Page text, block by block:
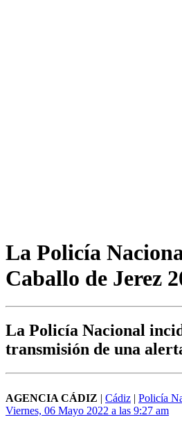
La Policía
Caballo de Jerez
La Policía Nacional
transmisión de una
AGENCIA CÁDIZ | Cádiz | Policía
Viernes, 06 Mayo 2022 a las 9:27 am